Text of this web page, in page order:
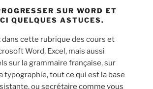
SUR WORD ET
QUELQUES ASTUCES.
cette rubrique des cours et
Word, Excel, mais aussi
sur la grammaire française, sur
typographie, tout ce qui est la base
ou secrétaire comme vous